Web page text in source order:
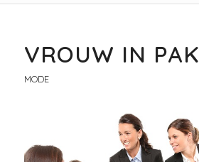
VROUW IN PAK
MODE